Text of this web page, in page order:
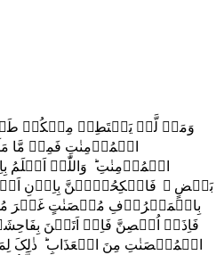
وَمَنۡ لَّمۡ یَسۡتَطِعۡ مِنۡکُمۡ
الۡمُؤۡمِنٰتِ فَمِنۡ مَّا
الۡمُؤۡمِنٰتِ ؕ وَاللّٰہُ
بَعۡضٍ ۚ فَانۡکِحُوۡہُنَّ بِاِذۡنِ
بِالۡمَعۡرُوۡفِ مُحۡصَنٰتٍ غَیۡرَ
فَاِذَاۤ اُحۡصِنَّ فَاِنۡ اَتَیۡنَ
الۡمُحۡصَنٰتِ مِنَ الۡعَذَابِ